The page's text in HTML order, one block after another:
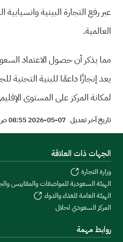
عبر رفع التجارة البينية
العالمية.
مما يذكر أن حصول الاعتماد
يعد إنجازًا داعمًا للبنية التحتية
لمكانة المركز على المستوى
تاريخ آخر تعديل 07-05-2026 08:55 ص
الجهات ذات العلاقة
وزارة التجارة
الهيئة السعودية للمواصفات والمقاييس
الهيئة العامة للغذاء والدواء
المركز السعودي لحلال
روابط مهمة